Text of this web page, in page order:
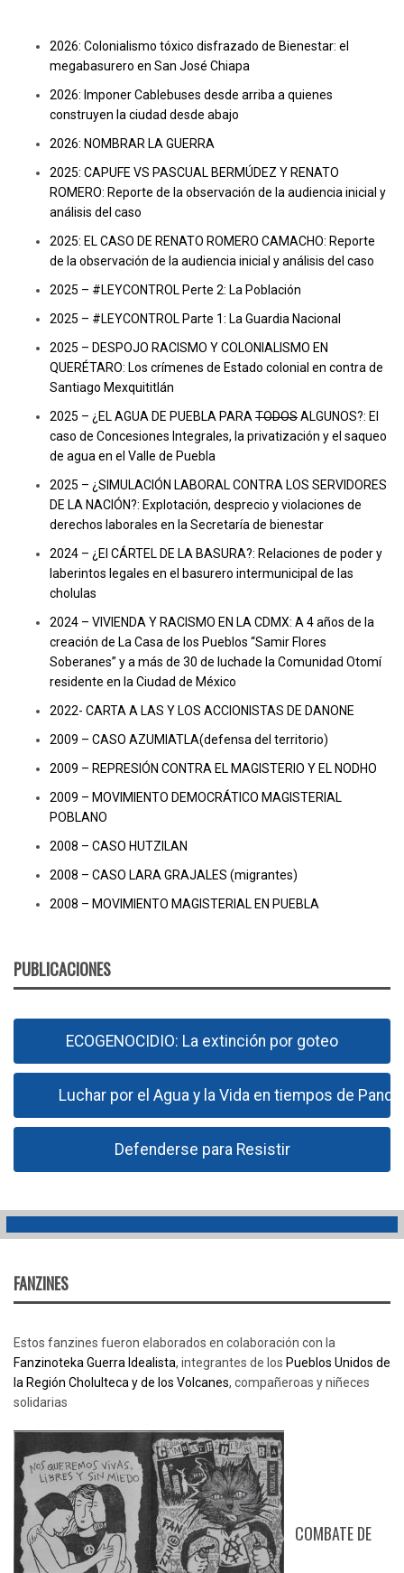
2026: Colonialismo tóxico disfrazado de Bienestar: el
megabasurero en San José Chiapa
2026: Imponer Cablebuses desde arriba a quienes
construyen la ciudad desde abajo
2026: NOMBRAR LA GUERRA
2025: CAPUFE VS PASCUAL BERMÚDEZ Y RENATO
ROMERO: Reporte de la observación de la audiencia inicial y
análisis del caso
2025: EL CASO DE RENATO ROMERO CAMACHO: Reporte
de la observación de la audiencia inicial y análisis del caso
2025 – #LEYCONTROL Perte 2: La Población
2025 – #LEYCONTROL Parte 1: La Guardia Nacional
2025 – DESPOJO RACISMO Y COLONIALISMO EN
QUERÉTARO: Los crímenes de Estado colonial en contra de
Santiago Mexquititlán
2025 – ¿EL AGUA DE PUEBLA PARA TODOSALGUNOS?: El
caso de Concesiones Integrales, la privatización y el saqueo
de agua en el Valle de Puebla
2025 – ¿SIMULACIÓN LABORAL CONTRA LOS SERVIDORES
DE LA NACIÓN?: Explotación, desprecio y violaciones de
derechos laborales en la Secretaría de bienestar
2024 – ¿El CÁRTEL DE LA BASURA?: Relaciones de poder y
laberintos legales en el basurero intermunicipal de las
cholulas
2024 – VIVIENDA Y RACISMO EN LA CDMX: A 4 años de la
creación de La Casa de los Pueblos “Samir Flores
Soberanes” y a más de 30 de luchade la Comunidad Otomí
residente en la Ciudad de México
2022- CARTA A LAS Y LOS ACCIONISTAS DE DANONE
2009 – CASO AZUMIATLA(defensa del territorio)
2009 – REPRESIÓN CONTRA EL MAGISTERIO Y EL NODHO
2009 – MOVIMIENTO DEMOCRÁTICO MAGISTERIAL
POBLANO
2008 – CASO HUTZILAN
2008 – CASO LARA GRAJALES (migrantes)
2008 – MOVIMIENTO MAGISTERIAL EN PUEBLA
PUBLICACIONES
ECOGENOCIDIO: La extinción por goteo
Luchar por el Agua y la Vida en tiempos de
Defenderse para Resistir
FANZINES
Estos fanzines fueron elaborados en colaboración con la
Fanzinoteka Guerra Idealista, integrantes de los Pueblos Unidos de
la Región Cholulteca y de los Volcanes, compañeroas y niñeces
solidarias
COMBATE DE